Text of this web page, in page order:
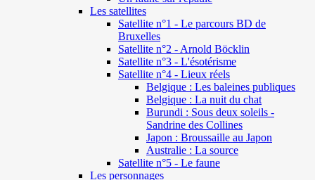
Les satellites
Satellite n°1 - Le parcours BD de
Bruxelles
Satellite n°2 - Arnold Böcklin
Satellite n°3 - L'ésotérisme
Satellite n°4 - Lieux réels
Belgique : Les baleines publiques
Belgique : La nuit du chat
Burundi : Sous deux soleils -
Sandrine des Collines
Japon : Broussaille au Japon
Australie : La source
Satellite n°5 - Le faune
Les personnages